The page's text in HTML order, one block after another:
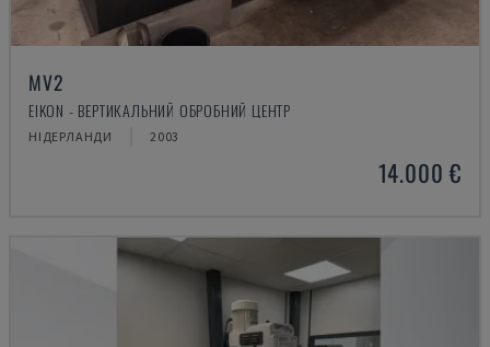
MV2
EIKON - ВЕРТИКАЛЬНИЙ ОБРОБНИЙ ЦЕНТР
НІДЕРЛАНДИ 2003
14.000 €